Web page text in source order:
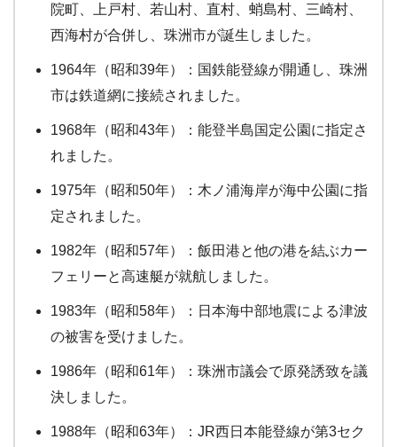
院町、上戸村、若山村、直村、蛸島村、三崎村、
西海村が合併し、珠洲市が誕生しました。
1964年（昭和39年）：国鉄能登線が開通し、珠洲
市は鉄道網に接続されました。
1968年（昭和43年）：能登半島国定公園に指定さ
れました。
1975年（昭和50年）：木ノ浦海岸が海中公園に指
定されました。
1982年（昭和57年）：飯田港と他の港を結ぶカー
フェリーと高速艇が就航しました。
1983年（昭和58年）：日本海中部地震による津波
の被害を受けました。
1986年（昭和61年）：珠洲市議会で原発誘致を議
決しました。
1988年（昭和63年）：JR西日本能登線が第3セク